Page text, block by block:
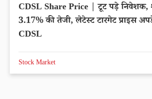
CDSL Share Price | टूट पड़े निवेशक,
3.17% की तेजी, लेटेस्ट टारगेट प्राइस
CDSL
Stock Market